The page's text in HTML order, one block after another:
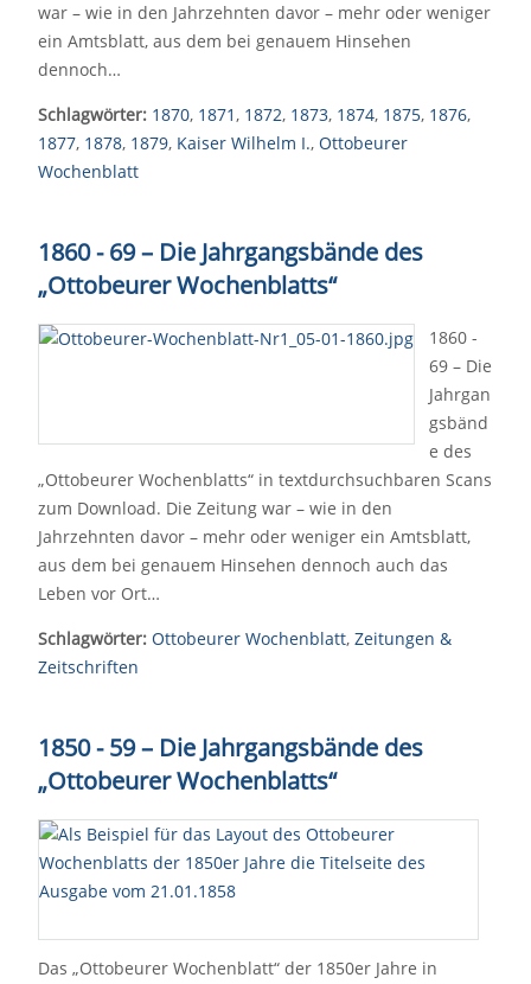
war – wie in den Jahrzehnten davor – mehr oder weniger
ein Amtsblatt, aus dem bei genauem Hinsehen
dennoch…
Schlagwörter: 1870, 1871, 1872, 1873, 1874, 1875, 1876,
1877, 1878, 1879, Kaiser Wilhelm I., Ottobeurer
Wochenblatt
1860 - 69 – Die Jahrgangsbände des
„Ottobeurer Wochenblatts“
1860 -
69 – Die
Jahrgan
gsbänd
e des
„Ottobeurer Wochenblatts“ in textdurchsuchbaren Scans
zum Download. Die Zeitung war – wie in den
Jahrzehnten davor – mehr oder weniger ein Amtsblatt,
aus dem bei genauem Hinsehen dennoch auch das
Leben vor Ort…
Schlagwörter: Ottobeurer Wochenblatt, Zeitungen &
Zeitschriften
1850 - 59 – Die Jahrgangsbände des
„Ottobeurer Wochenblatts“
Das „Ottobeurer Wochenblatt“ der 1850er Jahre in